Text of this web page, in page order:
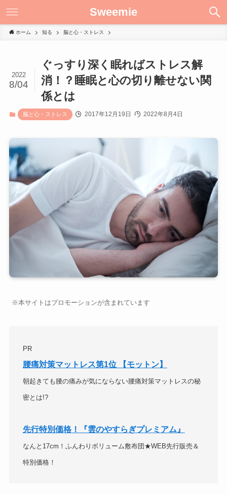
Sweemie
ホーム 知る 脳と心・ストレス
ぐっすり深く眠ればストレス解
消！？睡眠と心の切り離せない関
係とは
2022
8/04
脳と心・ストレス 2017年12月19日 2022年8月4日
※本サイトはプロモーションが含まれています
PR
腰痛対策マットレス第1位 【モットン】
朝起きても腰の痛みが気にならない腰痛対策マットレスの秘
密とは!?
先行特別価格！『雲のやすらぎプレミアム』
なんと17cm！ふんわりボリューム敷布団★WEB先行販売＆
特別価格！